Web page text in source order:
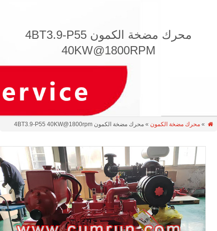
محرك مضخة الكمون 4BT3.9-P55
40KW@1800RPM
»محرك مضخة الكمون» محرك مضخة الكمون 4BT3.9-P55 40KW@1800rpm